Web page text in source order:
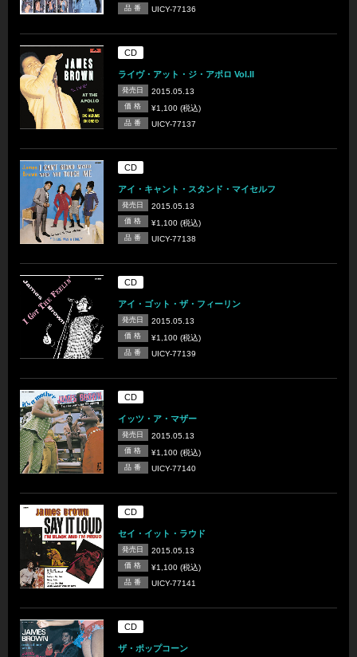
品 番 UICY-77136
CD
ライヴ・アット・ジ・アポロ Vol.II
発売日 2015.05.13
価 格 ¥1,100 (税込)
品 番 UICY-77137
CD
アイ・キャント・スタンド・マイセルフ
発売日 2015.05.13
価 格 ¥1,100 (税込)
品 番 UICY-77138
CD
アイ・ゴット・ザ・フィーリン
発売日 2015.05.13
価 格 ¥1,100 (税込)
品 番 UICY-77139
CD
イッツ・ア・マザー
発売日 2015.05.13
価 格 ¥1,100 (税込)
品 番 UICY-77140
CD
セイ・イット・ラウド
発売日 2015.05.13
価 格 ¥1,100 (税込)
品 番 UICY-77141
CD
ザ・ポップコーン